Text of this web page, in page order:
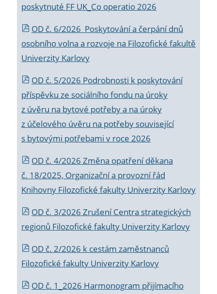
poskytnuté FF UK_Co operatio 2026
OD č. 6/2026 Poskytování a čerpání dnů
osobního volna a rozvoje na Filozofické fakultě
Univerzity Karlovy
OD č. 5/2026 Podrobnosti k poskytování
příspěvku ze sociálního fondu na úroky
z úvěru na bytové potřeby a na úroky
z účelového úvěru na potřeby související
s bytovými potřebami v roce 2026
OD č. 4/2026 Změna opatření děkana
č. 18/2025, Organizační a provozní řád
Knihovny Filozofické fakulty Univerzity Karlovy
OD č. 3/2026 Zrušení Centra strategických
regionů Filozofické fakulty Univerzity Karlovy
OD č. 2/2026 k cestám zaměstnanců
Filozofické fakulty Univerzity Karlovy
OD č. 1_2026 Harmonogram přijímacího